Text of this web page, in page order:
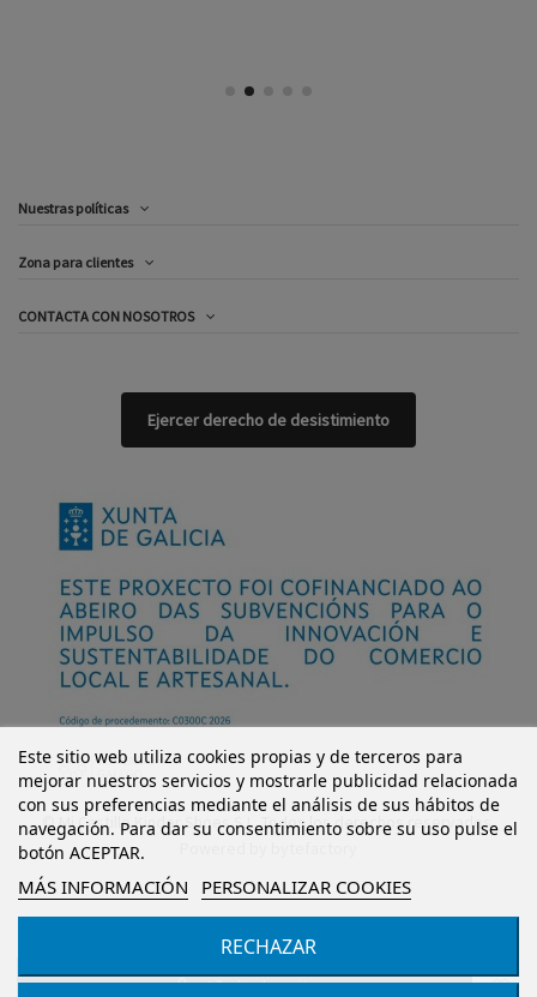
Añadir al carrito
Nuestras políticas
Zona para clientes
CONTACTA CON NOSOTROS
Este sitio web utiliza cookies propias y de terceros para
mejorar nuestros servicios y mostrarle publicidad relacionada
con sus preferencias mediante el análisis de sus hábitos de
navegación. Para dar su consentimiento sobre su uso pulse el
botón ACEPTAR.
MÁS INFORMACIÓN PERSONALIZAR COOKIES
RECHAZAR
Ejercer derecho de desistimiento
© Mi Castillo Kinder Shoes S.L. Todos los derechos reservados.